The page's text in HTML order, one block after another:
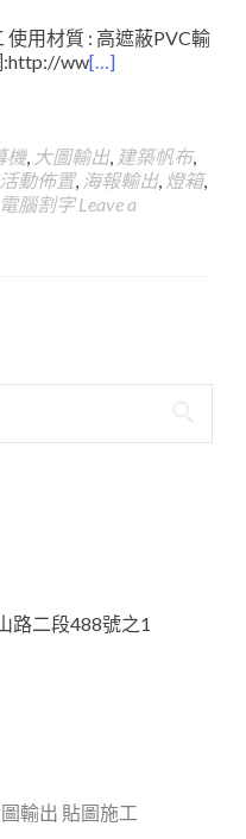
用材質 : 高遮蔽PVC輸
:http://ww[…]
機, 大圖輸出, 建築帆布,
活動佈置, 海報輸出, 燈箱,
電腦割字 Leave a
路二段488號之1
輸出 貼圖施工